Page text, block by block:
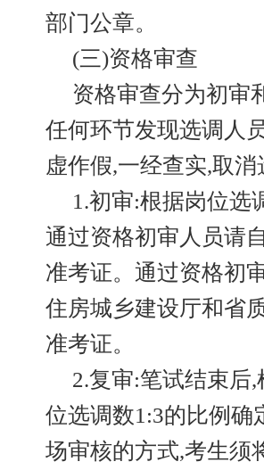
部门公章。
(三)资格审查
资格审查分为初审
任何环节发现选调人
虚作假,一经查实,取消
1.初审:根据岗位选
通过资格初审人员请
准考证。通过资格初
住房城乡建设厅和省
准考证。
2.复审:笔试结束后
位选调数1:3的比例确
场审核的方式,考生须